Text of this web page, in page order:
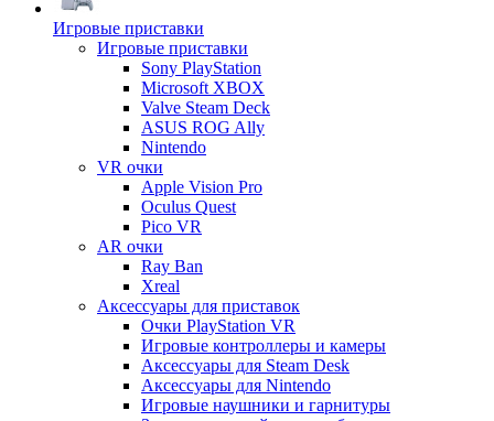
Игровые приставки
Игровые приставки
Sony PlayStation
Microsoft XBOX
Valve Steam Deck
ASUS ROG Ally
Nintendo
VR очки
Apple Vision Pro
Oculus Quest
Pico VR
AR очки
Ray Ban
Xreal
Аксессуары для приставок
Очки PlayStation VR
Игровые контроллеры и камеры
Аксессуары для Steam Desk
Аксессуары для Nintendo
Игровые наушники и гарнитуры